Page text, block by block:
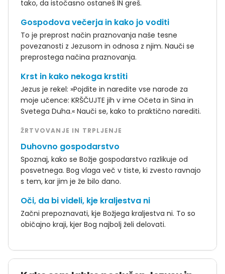
tako, da istočasno ostaneš IN greš.
Gospodova večerja in kako jo voditi
To je preprost način praznovanja naše tesne
povezanosti z Jezusom in odnosa z njim. Nauči se
preprostega načina praznovanja.
Krst in kako nekoga krstiti
Jezus je rekel: »Pojdite in naredite vse narode za
moje učence: KRŠČUJTE jih v ime Očeta in Sina in
Svetega Duha.« Nauči se, kako to praktično narediti.
ŽRTVOVANJE IN TRPLJENJE
Duhovno gospodarstvo
Spoznaj, kako se Božje gospodarstvo razlikuje od
posvetnega. Bog vlaga več v tiste, ki zvesto ravnajo
s tem, kar jim je že bilo dano.
Oči, da bi videli, kje kraljestva ni
Začni prepoznavati, kje Božjega kraljestva ni. To so
običajno kraji, kjer Bog najbolj želi delovati.